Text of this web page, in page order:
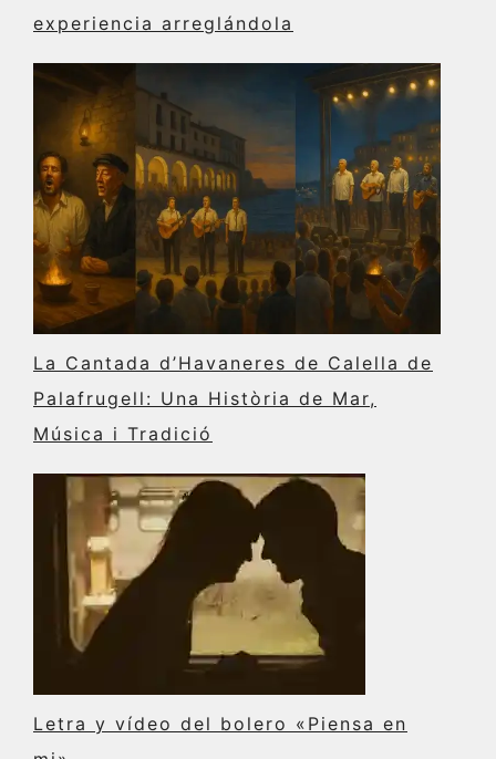
experiencia arreglándola
La Cantada d’Havaneres de Calella de
Palafrugell: Una Història de Mar,
Música i Tradició
Letra y vídeo del bolero «Piensa en